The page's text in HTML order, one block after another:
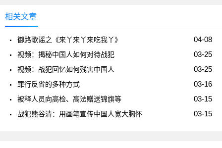
相关文章
04-08
御路歌谣之《来丫来丫来吃我丫》
03-25
视频：揭秘中国人如何对待战犯
03-25
视频：战犯回忆如何残害中国人
03-16
罪行反省的多种方式
03-15
被释人员向高检、高法赠送锦旗等
03-15
战犯熊谷清：用画笔宣传中国人宽大胸怀